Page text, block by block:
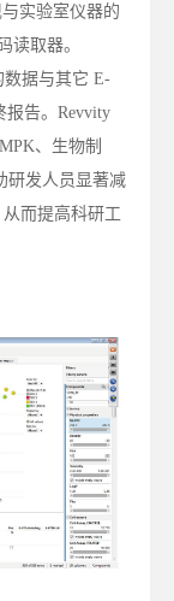
实验室仪器的
读取器。
数据与其它 E-
报告。Revvity
、生物制
研发人员显著减
而提高科研工